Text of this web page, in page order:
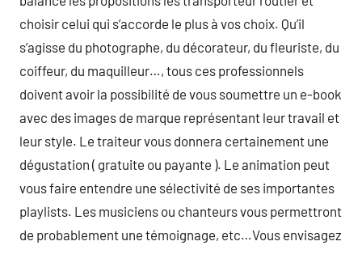
choisir celui qui s’accorde le plus à vos choix. Qu’il
s’agisse du photographe, du décorateur, du fleuriste, du
coiffeur, du maquilleur…, tous ces professionnels
doivent avoir la possibilité de vous soumettre un e-book
avec des images de marque représentant leur travail et
leur style. Le traiteur vous donnera certainement une
dégustation ( gratuite ou payante ). Le animation peut
vous faire entendre une sélectivité de ses importantes
playlists. Les musiciens ou chanteurs vous permettront
de probablement une témoignage, etc…Vous envisagez